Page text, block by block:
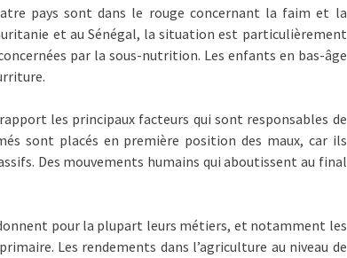
pays sont dans le rouge concernant la faim et la
et au Sénégal, la situation est particulièrement
par la sous-nutrition. Les enfants en bas-âge
les principaux facteurs qui sont responsables de
sont placés en première position des maux, car ils
Des mouvements humains qui aboutissent au final
pour la plupart leurs métiers, et notamment les
Les rendements dans l’agriculture au niveau de